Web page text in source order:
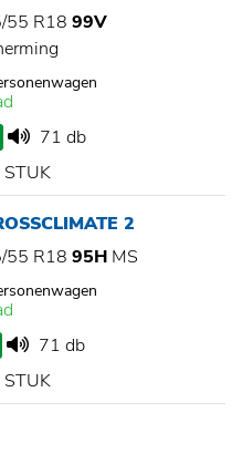
55 R18 99V
71 db
STUK
2
55 R18 95H MS
71 db
STUK